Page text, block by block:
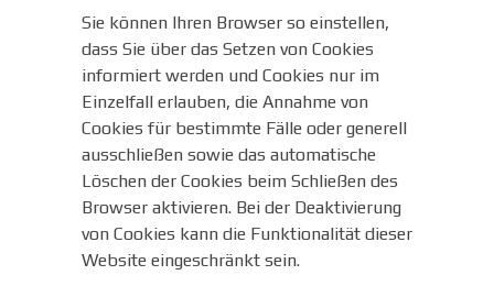
Sie können Ihren Browser so einstellen,
dass Sie über das Setzen von Cookies
informiert werden und Cookies nur im
Einzelfall erlauben, die Annahme von
Cookies für bestimmte Fälle oder generell
ausschließen sowie das automatische
Löschen der Cookies beim Schließen des
Browser aktivieren. Bei der Deaktivierung
von Cookies kann die Funktionalität dieser
Website eingeschränkt sein.